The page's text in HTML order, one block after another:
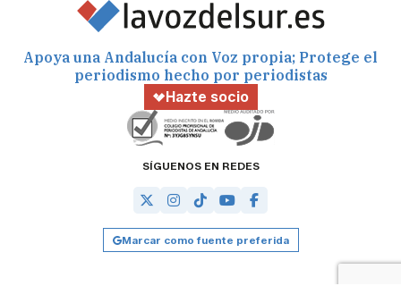
Apoya una Andalucía con Voz propia; Protege el
periodismo hecho por periodistas
Hazte socio
SÍGUENOS EN REDES
Marcar como fuente preferida